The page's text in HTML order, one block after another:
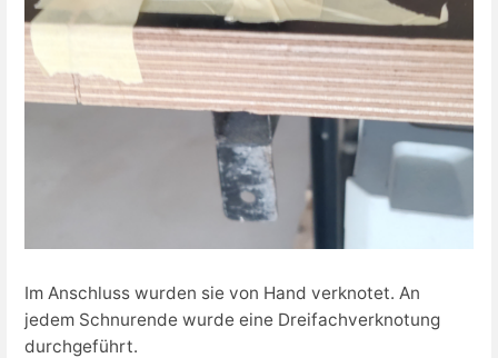
Im Anschluss wurden sie von Hand verknotet. An
jedem Schnurende wurde eine Dreifachverknotung
durchgeführt.